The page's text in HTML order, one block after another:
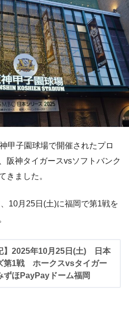
甲子園球場で開催されたプロ
阪神タイガースvsソフトバンク
きました。
10月25日(土)に福岡で第1戦を
】2025年10月25日(土) 日本
第1戦 ホークスvsタイガー
ずほPayPayドーム福岡